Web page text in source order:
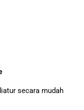
secara mudah